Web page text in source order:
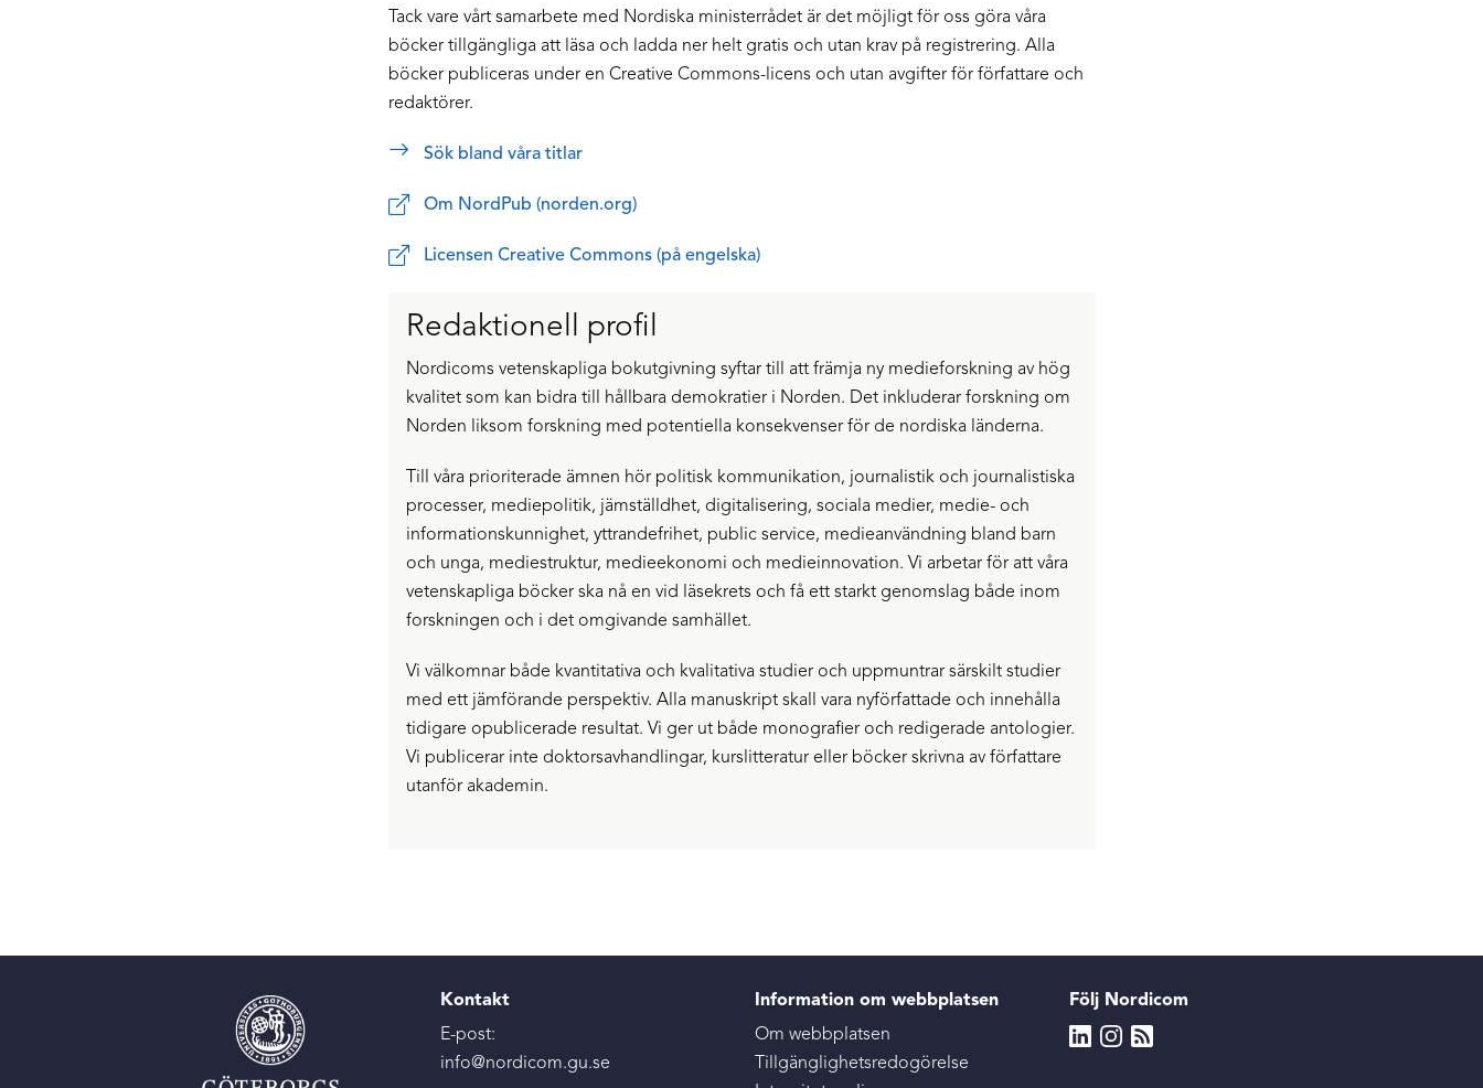
Tack vare vårt samarbete med Nordiska ministerrådet är det möjligt för oss göra våra
böcker tillgängliga att läsa och ladda ner helt gratis och utan krav på registrering. Alla
böcker publiceras under en Creative Commons-licens och utan avgifter för författare och
redaktörer.
Sök bland våra titlar
Om NordPub (norden.org)
Licensen Creative Commons (på engelska)
Redaktionell profil
Nordicoms vetenskapliga bokutgivning syftar till att främja ny medieforskning av hög
kvalitet som kan bidra till hållbara demokratier i Norden. Det inkluderar forskning om
Norden liksom forskning med potentiella konsekvenser för de nordiska länderna.
Till våra prioriterade ämnen hör politisk kommunikation, journalistik och journalistiska
processer, mediepolitik, jämställdhet, digitalisering, sociala medier, medie- och
informationskunnighet, yttrandefrihet, public service, medieanvändning bland barn
och unga, mediestruktur, medieekonomi och medieinnovation. Vi arbetar för att våra
vetenskapliga böcker ska nå en vid läsekrets och få ett starkt genomslag både inom
forskningen och i det omgivande samhället.
Vi välkomnar både kvantitativa och kvalitativa studier och uppmuntrar särskilt studier
med ett jämförande perspektiv. Alla manuskript skall vara nyförfattade och innehålla
tidigare opublicerade resultat. Vi ger ut både monografier och redigerade antologier.
Vi publicerar inte doktorsavhandlingar, kurslitteratur eller böcker skrivna av författare
utanför akademin.
Kontakt
E-post:
info@nordicom.gu.se
Information om webbplatsen
Om webbplatsen
Tillgänglighetsredogörelse
Följ Nordicom